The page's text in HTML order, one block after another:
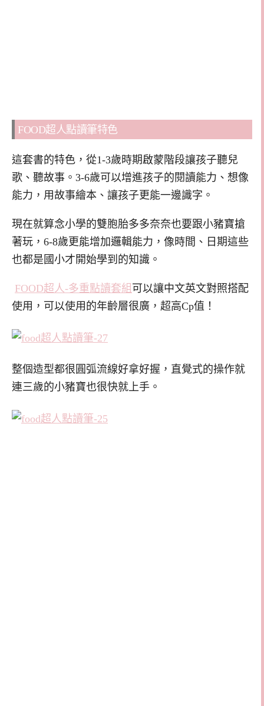
FOOD超人點讀筆特色
這套書的特色，從1-3歲時期啟蒙階段讓孩子聽兒
歌、聽故事。3-6歲可以增進孩子的閱讀能力、想像
能力，用故事繪本、讓孩子更能一邊識字。
現在就算念小學的雙胞胎多多奈奈也要跟小豬寶搶
著玩，6-8歲更能增加邏輯能力，像時間、日期這些
也都是國小才開始學到的知識。
FOOD超人-多重點讀套組 可以讓中文英文對照搭配
使用，可以使用的年齡層很廣，超高Cp值！
整個造型都很圓弧流線好拿好握，直覺式的操作就
連三歲的小豬寶也很快就上手。